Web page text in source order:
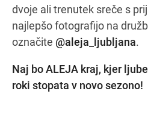
dvoje ali trenutek sreče s
najlepšo fotografijo na
označite @aleja_ljubljana.
Naj bo ALEJA kraj, kjer
roki stopata v novo sezono!